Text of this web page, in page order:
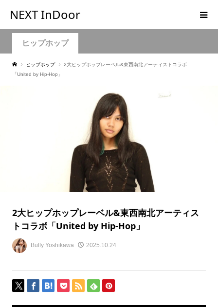
NEXT InDoor
ヒップホップ
ヒップホップ
2大ヒップホップレーベル&東西南北アーティストコラボ
「United by Hip-Hop」
2大ヒップホップレーベル&東西南北アーティス
トコラボ「United by Hip-Hop」
Buffy Yoshikawa 2025.10.24